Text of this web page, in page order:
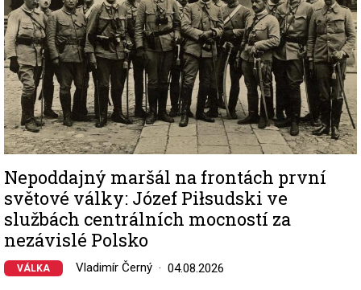
Nepoddajný maršál na frontách první
světové války: Józef Piłsudski ve
službách centrálních mocností za
nezávislé Polsko
VÁLKA Vladimír Černý 04.08.2026